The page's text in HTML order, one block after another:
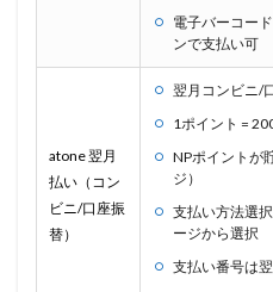
電子バーコー
ンで支払い可
atone 翌月
払い（コン
ビニ/口座振
替）
翌月コンビニ/
1ポイント =
NPポイントが
ジ）
支払い方法選
ージから選択
支払い番号は